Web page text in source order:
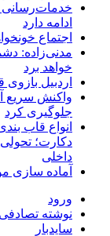
خدمات‌رسانی
ادامه دارد
اجتماع
مدنی‌زاده:
خواهد برد
اردبیل
واکنش سریع
جلوگیری کرد
انواع قاب
دکارت؛
داخلی
آماده سازی
ورود
نوشته تصادفی
سایدبار